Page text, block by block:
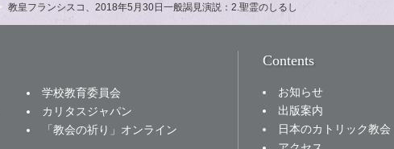
教皇フランシスコ、2018年5月30日一般謁見演説：2.聖霊のしるし
学校教育委員会
カリタスジャパン
「教会の祈り」オンライン
Contents
お知らせ
出版案内
日本のカトリック教会